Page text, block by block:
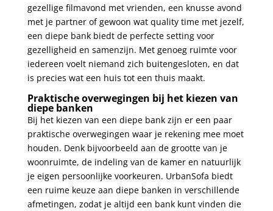
gezellige filmavond met vrienden, een knusse avond
met je partner of gewoon wat quality time met jezelf,
een diepe bank biedt de perfecte setting voor
gezelligheid en samenzijn. Met genoeg ruimte voor
iedereen voelt niemand zich buitengesloten, en dat
is precies wat een huis tot een thuis maakt.
Praktische overwegingen bij het kiezen van
diepe banken
Bij het kiezen van een diepe bank zijn er een paar
praktische overwegingen waar je rekening mee moet
houden. Denk bijvoorbeeld aan de grootte van je
woonruimte, de indeling van de kamer en natuurlijk
je eigen persoonlijke voorkeuren. UrbanSofa biedt
een ruime keuze aan diepe banken in verschillende
afmetingen, zodat je altijd een bank kunt vinden die